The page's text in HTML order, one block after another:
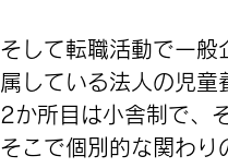
そして転職活動で一般
属している法人の児童
2か所目は小舎制で、
そこで個別的な関わり